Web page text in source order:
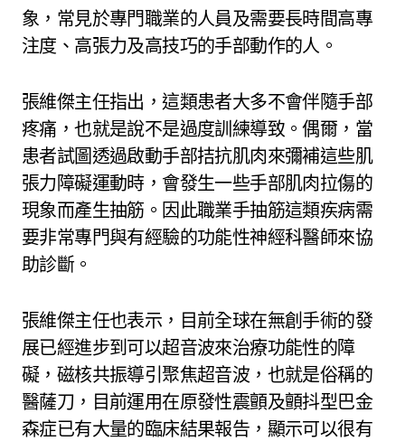
象，常見於專門職業的人員及需要長時間高專
注度、高張力及高技巧的手部動作的人。
張維傑主任指出，這類患者大多不會伴隨手部
疼痛，也就是說不是過度訓練導致。偶爾，當
患者試圖透過啟動手部拮抗肌肉來彌補這些肌
張力障礙運動時，會發生一些手部肌肉拉傷的
現象而產生抽筋。因此職業手抽筋這類疾病需
要非常專門與有經驗的功能性神經科醫師來協
助診斷。
張維傑主任也表示，目前全球在無創手術的發
展已經進步到可以超音波來治療功能性的障
礙，磁核共振導引聚焦超音波，也就是俗稱的
醫薩刀，目前運用在原發性震顫及顫抖型巴金
森症已有大量的臨床結果報告，顯示可以很有